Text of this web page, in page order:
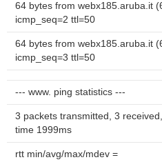
64 bytes from webx185.aruba.it
icmp_seq=2 ttl=50
64 bytes from webx185.aruba.it
icmp_seq=3 ttl=50
--- www. ping statistics ---
3 packets transmitted, 3
time 1999ms
rtt min/avg/max/mdev =